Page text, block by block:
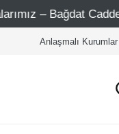
1 - Bağdat
Anlaşmalı Kurumlar